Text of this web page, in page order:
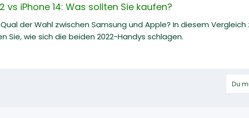
vs iPhone 14: Was sollten Sie kaufen?
der Wahl zwischen Samsung und Apple? In diesem
Sie, wie sich die beiden 2022-Handys schlagen.
Du